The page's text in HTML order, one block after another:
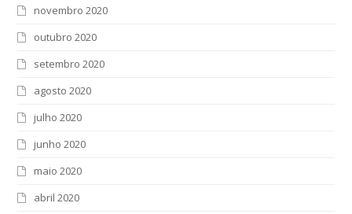
novembro 2020
outubro 2020
setembro 2020
agosto 2020
julho 2020
junho 2020
maio 2020
abril 2020